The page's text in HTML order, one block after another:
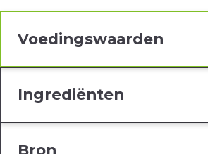
Voedingswaarden
Ingrediënten
Bron